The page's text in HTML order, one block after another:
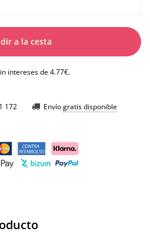
a la cesta
intereses de 4.77€.
172 Envíogratis disponible